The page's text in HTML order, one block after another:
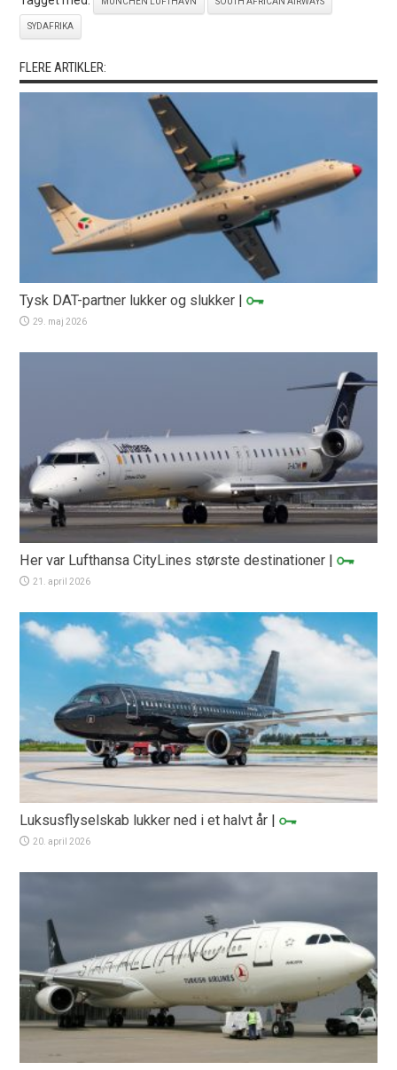
SYDAFRIKA
FLERE ARTIKLER:
Tysk DAT-partner lukker og slukker |
29. maj 2026
Her var Lufthansa CityLines største destinationer |
21. april 2026
Luksusflyselskab lukker ned i et halvt år |
20. april 2026